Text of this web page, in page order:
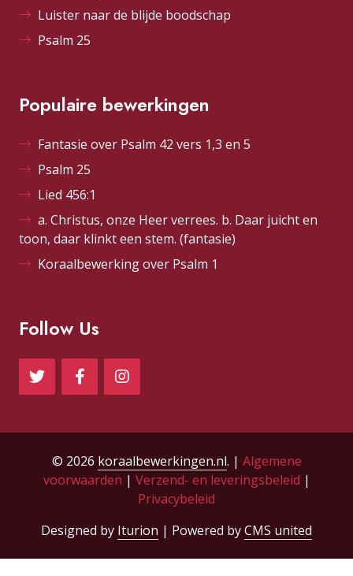
Luister naar de blijde boodschap
Psalm 25
Populaire bewerkingen
Fantasie over Psalm 42 vers 1,3 en 5
Psalm 25
Lied 456:1
a. Christus, onze Heer verrees. b. Daar juicht en
toon, daar klinkt een stem. (fantasie)
Koraalbewerking over Psalm 1
Follow Us
© 2026 koraalbewerkingen.nl. | Algemene
voorwaarden | Verzend- en leveringsbeleid |
Privacybeleid
Designed by Iturion | Powered byCMS united